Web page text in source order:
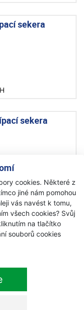
cookies. Některé z
jiné nám pomohou
vás navést k tomu,
všech cookies? Svůj
na tlačítko
souborů cookies
sekera
sekera
sekera